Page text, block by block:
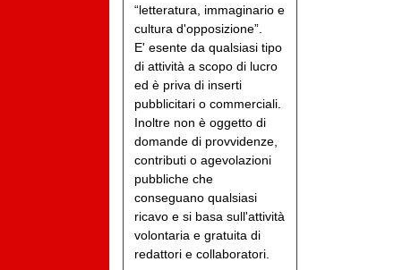
“letteratura, immaginario e
cultura d'opposizione”.
E' esente da qualsiasi tipo
di attività a scopo di lucro
ed è priva di inserti
pubblicitari o commerciali.
Inoltre non è oggetto di
domande di provvidenze,
contributi o agevolazioni
pubbliche che
conseguano qualsiasi
ricavo e si basa sull'attività
volontaria e gratuita di
redattori e collaboratori.